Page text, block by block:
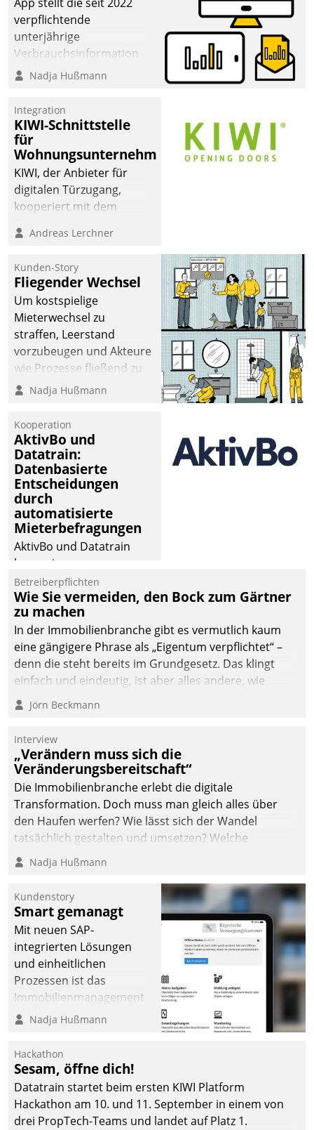
verpflichtende
unterjährige
Verbrauchsinformation
schnell, zuverlässig und
Die monatlichen
Mitteilungen zum
Heizungs- und
Wasserverbrauch gehen
automatisiert, vollständig
und auf Wunsch über
mehrere zuvor
Kommunikationswege bei
Nadja Hußmann
Integration
KIWI-Schnittstelle
für
Wohnungsunternehmen
KIWI, der Anbieter für
digitalen Türzugang,
kooperiert mit dem
Softwareentwicklungshaus
Andreas Lerchner
Kunden-Story
Fliegender Wechsel
Um kostspielige
Mieterwechsel zu
straffen, Leerstand
vorzubeugen und Akteure
wie Prozesse fließend zu
vernetzen, nutzt die
Jahresbeginn eine
Überblick, Einsicht und
Eingriff bietende Lösung.
Zur Entwicklung setzte
man auf
Cloudtechnologie,
bewährte und Startup-
Partner sowie erstmals
agile Projektmethoden.
Nadja Hußmann
Kooperation
AktivBo und
Datatrain:
Datenbasierte
Entscheidungen
durch
automatisierte
Mieterbefragungen
AktivBo und Datatrain
kooperieren –
Immobilienunternehmen
profitieren: Die nahtlose
Integration der Lösungen
von AktivBo und
Datatrain ermöglicht
automatisiert ausgelöste,
zielgerichtete
Mieterbefragungen – eine
starke Grundlage für
intelligente,
datengestützte
Entscheidungen.
Betreiberpflichten
Wie Sie vermeiden, den Bock zum Gärtner
zu machen
In der Immobilienbranche gibt es vermutlich kaum
eine gängigere Phrase als „Eigentum verpflichtet“ –
denn die steht bereits im Grundgesetz. Das klingt
einfach und eindeutig, ist aber alles andere, wie
Branchenbeschäftigte wissen. Denn mit der
Verantwortung folgen Verpflichtungen.
Jörn Beckmann
Interview
„Verändern muss sich die
Veränderungsbereitschaft“
Die Immobilienbranche erlebt die digitale
Transformation. Doch muss man gleich alles über
den Haufen werfen? Wie lässt sich der Wandel
tatsächlich gestalten und umsetzen? Welche
Argumente zählen wirklich?
Nadja Hußmann
Kundenstory
Smart gemanagt
Mit neuen SAP-
integrierten Lösungen
und einheitlichen
Prozessen ist das
Immobilienmanagement
der Bayerischen
Ressort Kapitalanlage für
künftige Aufgaben und
Herausforderungen
gerüstet.
Nadja Hußmann
Hackathon
Sesam, öffne dich!
Datatrain startet beim ersten KIWI Platform
Hackathon am 10. und 11. September in einem von
drei PropTech-Teams und landet auf Platz 1.